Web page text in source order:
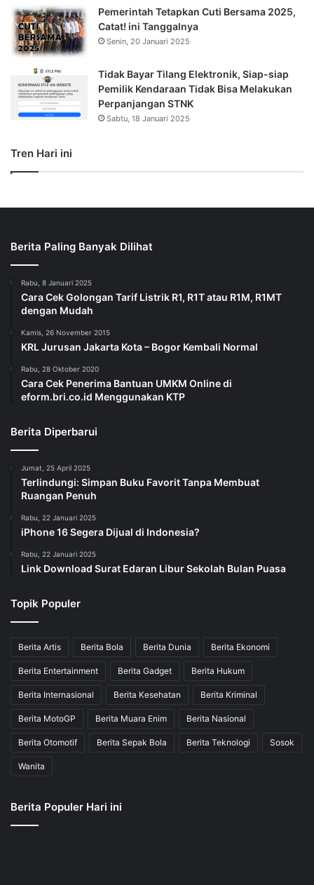
Pemerintah Tetapkan Cuti Bersama 2025,
Catat! ini Tanggalnya
Senin, 20 Januari 2025
Tidak Bayar Tilang Elektronik, Siap-siap
Pemilik Kendaraan Tidak Bisa Melakukan
Perpanjangan STNK
Sabtu, 18 Januari 2025
Tren Hari ini
Berita Paling Banyak Dilihat
Rabu, 8 Januari 2025
Cara Cek Golongan Tarif Listrik R1, R1T atau R1M, R1MT
dengan Mudah
Kamis, 26 November 2015
KRL Jurusan Jakarta Kota – Bogor Kembali Normal
Rabu, 28 Oktober 2020
Cara Cek Penerima Bantuan UMKM Online di
eform.bri.co.id Menggunakan KTP
Berita Diperbarui
Jumat, 25 April 2025
Terlindungi: Simpan Buku Favorit Tanpa Membuat
Ruangan Penuh
Rabu, 22 Januari 2025
iPhone 16 Segera Dijual di Indonesia?
Rabu, 22 Januari 2025
Link Download Surat Edaran Libur Sekolah Bulan Puasa
Topik Populer
Berita Artis Berita Bola Berita Dunia Berita Ekonomi
Berita Entertainment Berita Gadget Berita Hukum
Berita Internasional Berita Kesehatan Berita Kriminal
Berita MotoGP Berita Muara Enim Berita Nasional
Berita Otomotif Berita Sepak Bola Berita Teknologi Sosok
Wanita
Berita Populer Hari ini